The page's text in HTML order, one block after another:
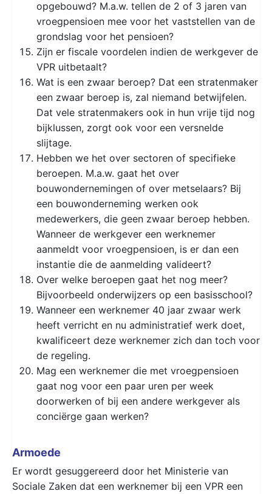
opgebouwd? M.a.w. tellen de 2 of 3 jaren van
vroegpensioen mee voor het vaststellen van de
grondslag voor het pensioen?
Zijn er fiscale voordelen indien de werkgever de
VPR uitbetaalt?
Wat is een zwaar beroep? Dat een stratenmaker
een zwaar beroep is, zal niemand betwijfelen.
Dat vele stratenmakers ook in hun vrije tijd nog
bijklussen, zorgt ook voor een versnelde
slijtage.
Hebben we het over sectoren of specifieke
beroepen. M.a.w. gaat het over
bouwondernemingen of over metselaars? Bij
een bouwonderneming werken ook
medewerkers, die geen zwaar beroep hebben.
Wanneer de werkgever een werknemer
aanmeldt voor vroegpensioen, is er dan een
instantie die de aanmelding valideert?
Over welke beroepen gaat het nog meer?
Bijvoorbeeld onderwijzers op een basisschool?
Wanneer een werknemer 40 jaar zwaar werk
heeft verricht en nu administratief werk doet,
kwalificeert deze werknemer zich dan toch voor
de regeling.
Mag een werknemer die met vroegpensioen
gaat nog voor een paar uren per week
doorwerken of bij een andere werkgever als
conciërge gaan werken?
Armoede
Er wordt gesuggereerd door het Ministerie van
Sociale Zaken dat een werknemer bij een VPR een